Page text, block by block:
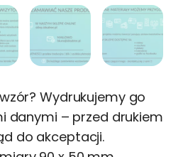
Wydrukujemy go
danymi – przed drukiem
do akceptacji.